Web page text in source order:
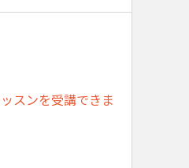
スンを受講できま